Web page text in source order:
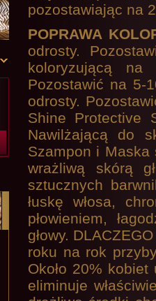
pozostawiając na
POPRAWA
odrosty.
koloryzującą na
Pozostawić na 5-
odrosty.
Shine Protective
Nawilżającą do
Szampon i Maska
wrażliwą skórą
sztucznych
łuskę włosa,
płowieniem,
głowy.
roku na rok
Około 20%
eliminuje